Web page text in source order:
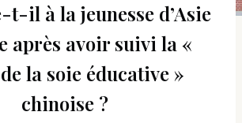
t-il à la jeunesse d’Asie
après avoir suivi la «
la soie éducative »
chinoise ?